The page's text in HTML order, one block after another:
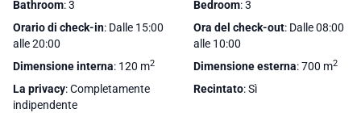
Bathroom: 3 Bedroom: 3
Orario di check-in: Dalle 15:00
alle 20:00
Ora del check-out: Dalle 08:00
alle 10:00
Dimensione interna: 120 m2 Dimensione esterna: 700 m2
La privacy: Completamente
indipendente
Recintato: Sì